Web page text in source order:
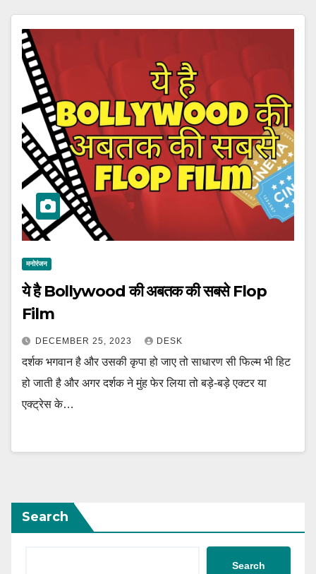
मनोरंजन
ये है Bollywood की अबतक की सबसे Flop
Film
DECEMBER 25, 2023 DESK
दर्शक भगवान है और उसकी कृपा हो जाए तो साधारण सी फिल्म भी हिट
हो जाती है और अगर दर्शक ने मुंह फेर लिया तो बड़े-बड़े एक्टर या
एक्ट्रेस के…
Search
Search